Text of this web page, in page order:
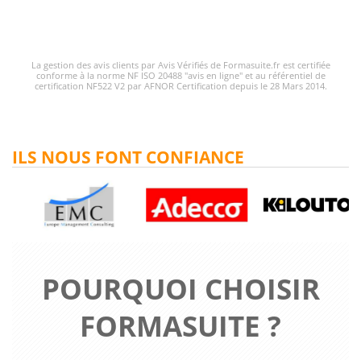
La gestion des avis clients par Avis Vérifiés de Formasuite.fr est certifiée
conforme à la norme NF ISO 20488 "avis en ligne" et au référentiel de
certification NF522 V2 par AFNOR Certification depuis le 28 Mars 2014.
POURQUOI CHOISIR
FORMASUITE ?
ILS NOUS FONT CONFIANCE